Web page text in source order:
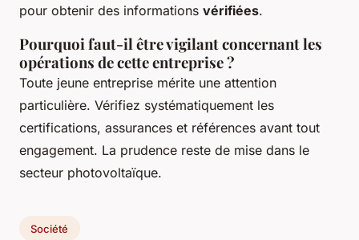
pour obtenir des informations vérifiées.
Pourquoi faut-il être vigilant concernant les
opérations de cette entreprise ?
Toute jeune entreprise mérite une attention
particulière. Vérifiez systématiquement les
certifications, assurances et références avant tout
engagement. La prudence reste de mise dans le
secteur photovoltaïque.
Société